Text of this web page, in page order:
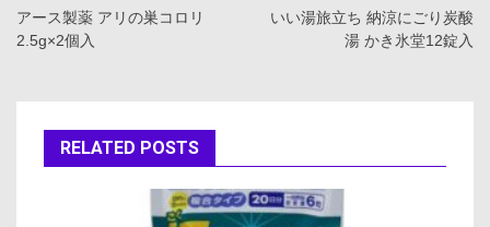
稿
ゲ
アース製薬 アリの巣コロリ
2.5g×2個入
いい湯旅立ち 納涼にごり炭酸
湯 かき氷堂12錠入
RELATED POSTS